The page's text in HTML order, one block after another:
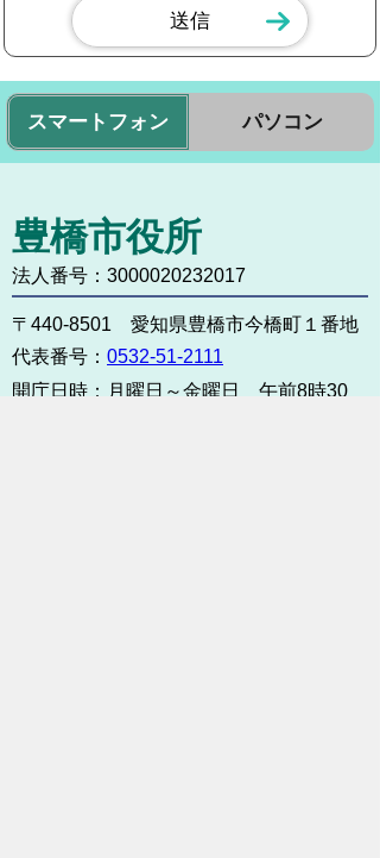
スマートフォン パソコン
豊橋市役所
法人番号：3000020232017
〒440-8501 愛知県豊橋市今橋町１番地
代表番号： 0532-51-2111
開庁日時： 月曜日～金曜日 午前8時30